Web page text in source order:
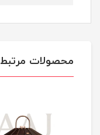
محصولات مرتبط